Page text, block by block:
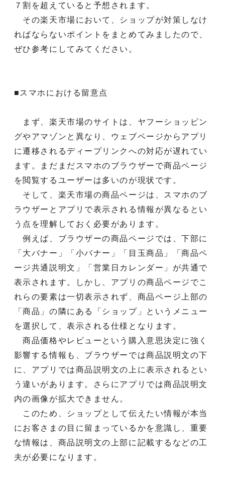
７割を超えていると予想されます。
その楽天市場において、ショップが対策しなけ
ればならないポイントをまとめてみましたので、
ぜひ参考にしてみてください。
■スマホにおける留意点
まず、楽天市場のサイトは、ヤフーショッピン
グやアマゾンと異なり、ウェブページからアプリ
に遷移されるディープリンクへの対応が遅れてい
ます。まだまだスマホのブラウザーで商品ページ
を閲覧するユーザーは多いのが現状です。
そして、楽天市場の商品ページは、スマホのブ
ラウザーとアプリで表示される情報が異なるとい
う点を理解しておく必要があります。
例えば、ブラウザーの商品ページでは、下部に
「大バナー」「小バナー」「目玉商品」「商品ペ
ージ共通説明文」「営業日カレンダー」が共通で
表示されます。しかし、アプリの商品ページでこ
れらの要素は一切表示されず、商品ページ上部の
「商品」の隣にある「ショップ」というメニュー
を選択して、表示される仕様となります。
商品価格やレビューという購入意思決定に強く
影響する情報も、ブラウザーでは商品説明文の下
に、アプリでは商品説明文の上に表示されるとい
う違いがあります。さらにアプリでは商品説明文
内の画像が拡大できません。
このため、ショップとして伝えたい情報が本当
にお客さまの目に留まっているかを意識し、重要
な情報は、商品説明文の上部に記載するなどの工
夫が必要になります。